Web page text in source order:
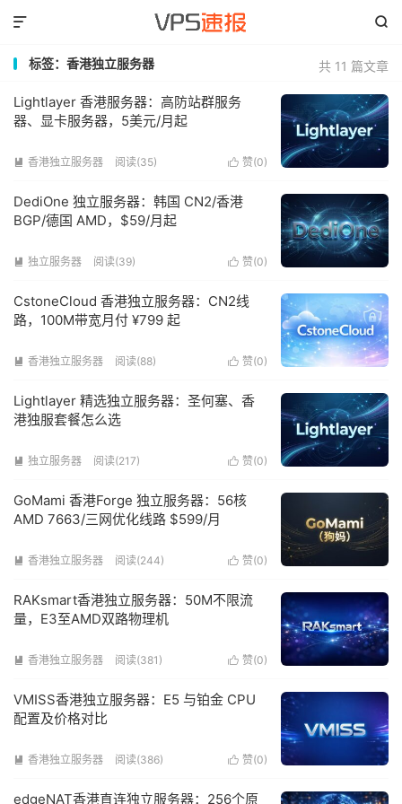


共 11 篇文章
标签：香港独立服务器
Lightlayer 香港服务器：高防站群服务
器、显卡服务器，5美元/月起
 赞(0)
 香港独立服务器 阅读(35)
DediOne 独立服务器：韩国 CN2/香港
BGP/德国 AMD，$59/月起
 赞(0)
 独立服务器 阅读(39)
CstoneCloud 香港独立服务器：CN2线
路，100M带宽月付 ¥799 起
 赞(0)
 香港独立服务器 阅读(88)
Lightlayer 精选独立服务器：圣何塞、香
港独服套餐怎么选
 赞(0)
 独立服务器 阅读(217)
GoMami 香港Forge 独立服务器：56核
AMD 7663/三网优化线路 $599/月
 赞(0)
 香港独立服务器 阅读(244)
RAKsmart香港独立服务器：50M不限流
量，E3至AMD双路物理机
 赞(0)
 香港独立服务器 阅读(381)
VMISS香港独立服务器：E5 与铂金 CPU
配置及价格对比
 赞(0)
 香港独立服务器 阅读(386)
edgeNAT香港直连独立服务器：256个原